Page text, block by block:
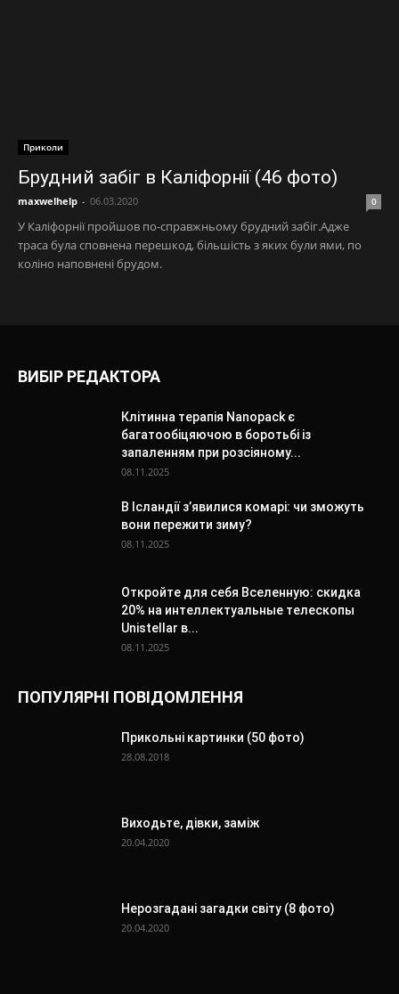
Приколи
Брудний забіг в Каліфорнії (46 фото)
maxwelhelp - 06.03.2020 0
У Каліфорнії пройшов по-справжньому брудний забіг.Адже
траса була сповнена перешкод, більшість з яких були ями, по
коліно наповнені брудом.
ВИБІР РЕДАКТОРА
Клітинна терапія Nanopack є
багатообіцяючою в боротьбі із
запаленням при розсіяному...
08.11.2025
В Ісландії з’явилися комарі: чи зможуть
вони пережити зиму?
08.11.2025
Откройте для себя Вселенную: скидка
20% на интеллектуальные телескопы
Unistellar в...
08.11.2025
ПОПУЛЯРНІ ПОВІДОМЛЕННЯ
Прикольні картинки (50 фото)
28.08.2018
Виходьте, дівки, заміж
20.04.2020
Нерозгадані загадки світу (8 фото)
20.04.2020